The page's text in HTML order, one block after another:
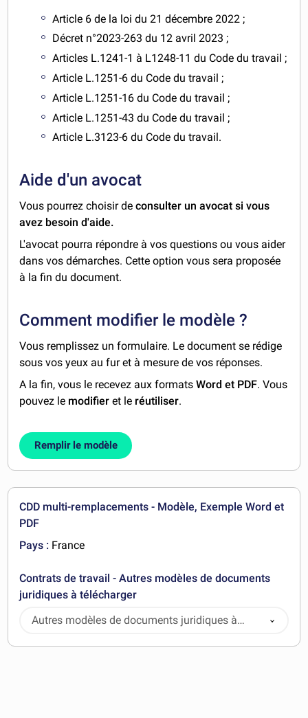
Article 6 de la loi du 21 décembre 2022 ;
Décret n°2023-263 du 12 avril 2023 ;
Articles L.1241-1 à L1248-11 du Code du travail ;
Article L.1251-6 du Code du travail ;
Article L.1251-16 du Code du travail ;
Article L.1251-43 du Code du travail ;
Article L.3123-6 du Code du travail.
Aide d'un avocat
Vous pourrez choisir deconsulter un avocat si vous
avez besoin d'aide.
L'avocat pourra répondre à vos questions ou vous aider
dans vos démarches. Cette option vous sera proposée
à la fin du document.
Comment modifier le modèle ?
Vous remplissez un formulaire. Le document se rédige
sous vos yeux au fur et à mesure de vos réponses.
A la fin, vous le recevez aux formatsWord et PDF. Vous
pouvez le modifier et le réutiliser.
Remplir le modèle
CDD multi-remplacements - Modèle, Exemple Word et
PDF
Pays : France
Contrats de travail - Autres modèles de documents
juridiques à télécharger
Autres modèles de documents juridiques à
télécharger